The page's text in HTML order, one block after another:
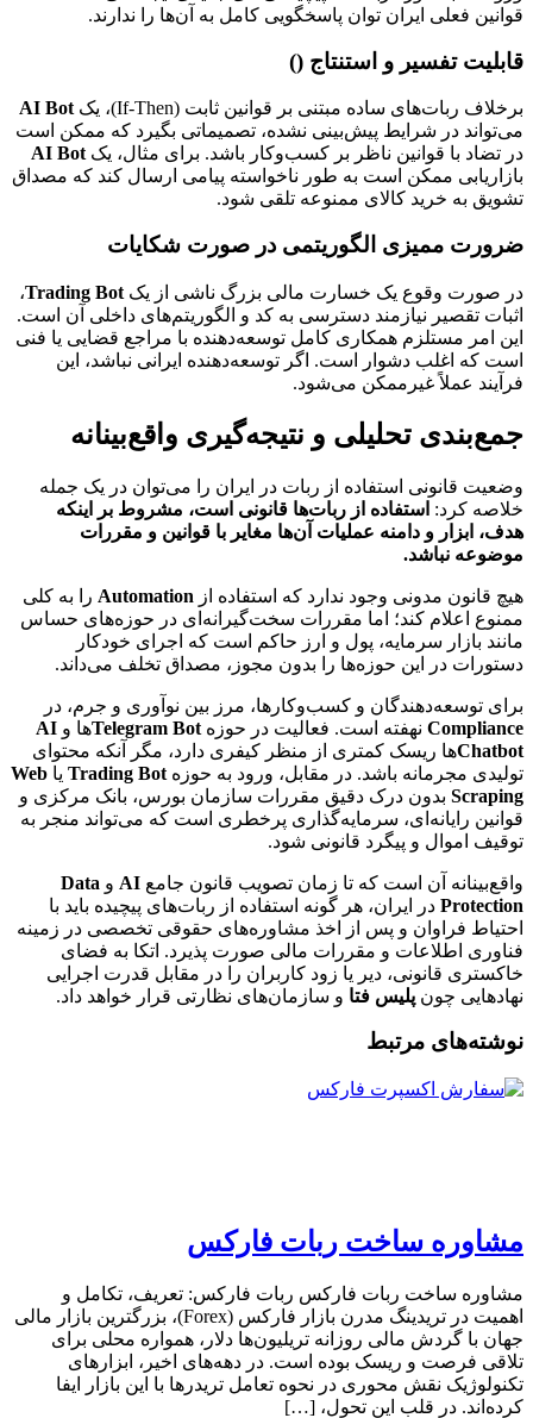
قوانین فعلی ایران توان پاسخگویی کامل به آن‌ها را ندارند.
قابلیت تفسیر و استنتاج ()
برخلاف ربات‌های ساده مبتنی بر قوانین ثابت (If-Then)، یک
AI Bot
می‌تواند در شرایط پیش‌بینی نشده، تصمیماتی بگیرد که ممکن است
در تضاد با قوانین ناظر بر کسب‌وکار باشد. برای مثال، یک AI Bot
بازاریابی ممکن است به طور ناخواسته پیامی ارسال کند که مصداق
تشویق به خرید کالای ممنوعه تلقی شود.
ضرورت ممیزی الگوریتمی در صورت شکایات
در صورت وقوع یک خسارت مالی بزرگ ناشی از یک Trading Bot،
اثبات تقصیر نیازمند دسترسی به کد و الگوریتم‌های داخلی آن است.
این امر مستلزم همکاری کامل توسعه‌دهنده با مراجع قضایی یا فنی
است که اغلب دشوار است. اگر توسعه‌دهنده ایرانی نباشد، این
فرآیند عملاً غیرممکن می‌شود.
جمع‌بندی تحلیلی و نتیجه‌گیری واقع‌بینانه
وضعیت قانونی استفاده از ربات در ایران را می‌توان در یک جمله
خلاصه کرد: استفاده از ربات‌ها قانونی است، مشروط بر اینکه
هدف، ابزار و دامنه عملیات آن‌ها مغایر با قوانین و مقررات
موضوعه نباشد.
هیچ قانون مدونی وجود ندارد که استفاده از Automation را به کلی
ممنوع اعلام کند؛ اما مقررات سخت‌گیرانه‌ای در حوزه‌های حساس
مانند بازار سرمایه، پول و ارز حاکم است که اجرای خودکار
دستورات در این حوزه‌ها را بدون مجوز، مصداق تخلف می‌داند.
برای توسعه‌دهندگان و کسب‌وکارها، مرز بین نوآوری و جرم، در
Compliance نهفته است. فعالیت در حوزه Telegram Botها و AI
Chatbotها ریسک کمتری از منظر کیفری دارد، مگر آنکه محتوای
تولیدی مجرمانه باشد. در مقابل، ورود به حوزه Trading Bot یا Web
Scraping بدون درک دقیق مقررات سازمان بورس، بانک مرکزی و
قوانین رایانه‌ای، سرمایه‌گذاری پرخطری است که می‌تواند منجر به
توقیف اموال و پیگرد قانونی شود.
واقع‌بینانه آن است که تا زمان تصویب قانون جامع AI و Data
Protection در ایران، هر گونه استفاده از ربات‌های پیچیده باید با
احتیاط فراوان و پس از اخذ مشاوره‌های حقوقی تخصصی در زمینه
فناوری اطلاعات و مقررات مالی صورت پذیرد. اتکا به فضای
خاکستری قانونی، دیر یا زود کاربران را در مقابل قدرت اجرایی
نهادهایی چون پلیس فتا و سازمان‌های نظارتی قرار خواهد داد.
نوشته‌های مرتبط
مشاوره ساخت ربات فارکس
مشاوره ساخت ربات فارکس ربات فارکس: تعریف، تکامل و
اهمیت در تریدینگ مدرن بازار فارکس (Forex)، بزرگترین بازار مالی
جهان با گردش مالی روزانه تریلیون‌ها دلار، همواره محلی برای
تلاقی فرصت و ریسک بوده است. در دهه‌های اخیر، ابزارهای
تکنولوژیک نقش محوری در نحوه تعامل تریدرها با این بازار ایفا
کرده‌اند. در قلب این تحول، […]